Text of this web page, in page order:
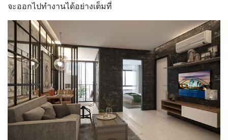
จะออกไปทำงานได้อย่างเต็มที่